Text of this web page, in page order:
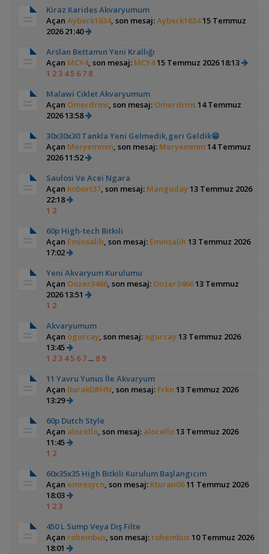
Kiraz Karides Akvaryumum
Açan Ayberk1634, son mesaj:Ayberk163415 Temmuz
2026 21:40
Arslan Bettamın Yeni Krallığı
Açan MCY4, son mesaj: MCY415 Temmuz 2026 18:13
1 23 45 6 7 8
Malawi Ciklet Akvaryumum
Açan Omerdrms, son mesaj: Omerdrms14 Temmuz
2026 13:58
30x30x30 Tankla Yeni Gelmedik,geri Geldik😁
Açan Meryemmm, son mesaj: Meryemmm14 Temmuz
2026 11:52
Saulosi Ve Acei Ngara
Açan kobort37, son mesaj: Manguday13 Temmuz 2026
22:18
1 2
60p High-tech Bitkili
Açan Eminsalih, son mesaj: Eminsalih 13 Temmuz 2026
17:02
Yeni Akvaryum Kurulumu
Açan Oozer3466, son mesaj: Oozer346613 Temmuz
2026 13:51
1 2
Akvaryumum
Açan ogurcay, son mesaj: ogurcay13 Temmuz 2026
13:45
1 23 45 6 7... 8 9
11 Yavru Yunus İle Akvaryum
Açan BurakDRHN, son mesaj: Frkn 13 Temmuz 2026
13:29
60p Dutch Style
Açan alocello, son mesaj: alocello13 Temmuz 2026
11:45
1 2
60x35x35 High Bitkili Kurulum Başlangıcım
Açan emresycn, son mesaj: Kturan0611 Temmuz 2026
18:03
1 23
450 L Sump Veya Dış Filte
Açan rohembus, son mesaj: rohembus10 Temmuz 2026
18:01